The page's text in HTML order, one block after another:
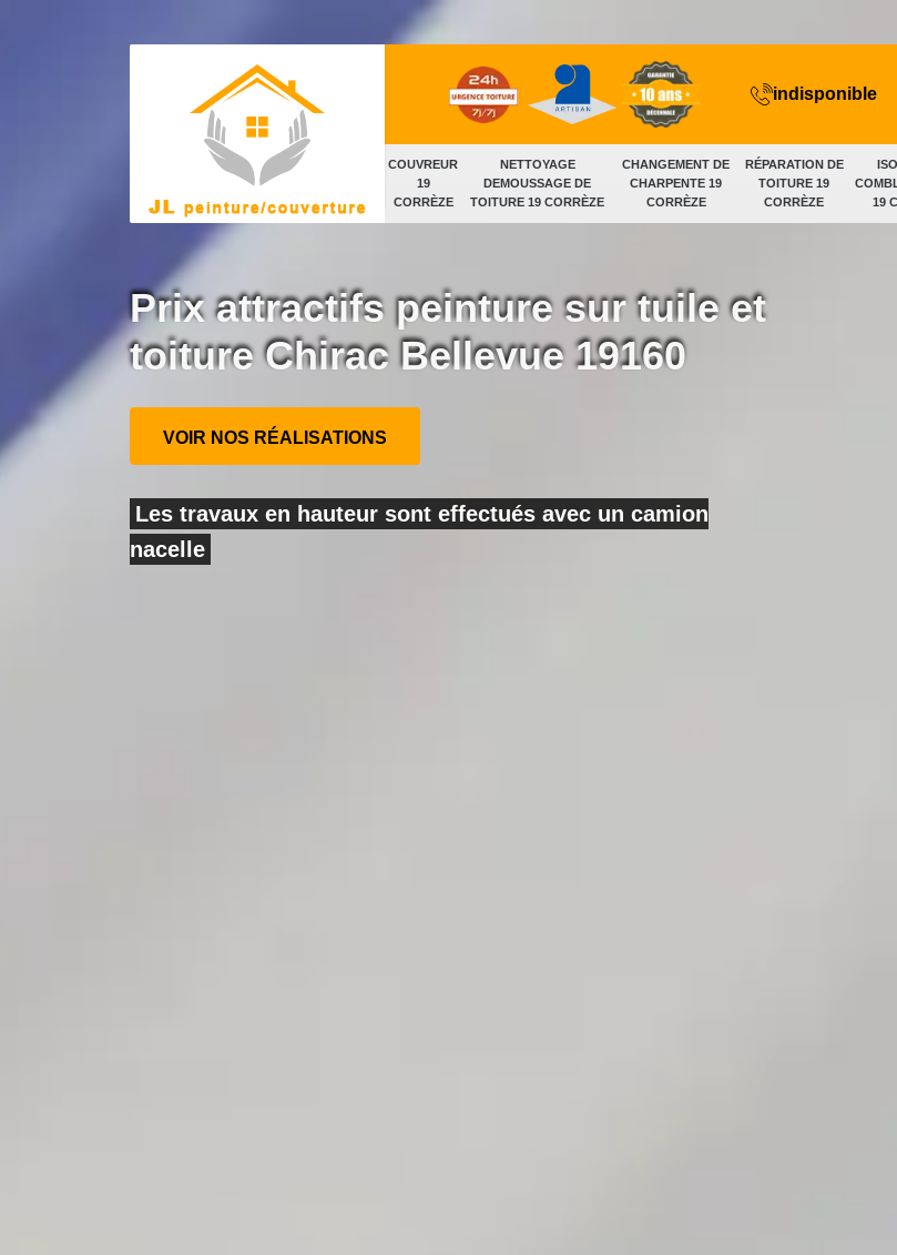
COUVREUR
19
CORRÈZE
NETTOYAGE
DEMOUSSAGE DE
TOITURE 19 CORRÈZE
CHANGEMENT DE
CHARPENTE 19
CORRÈZE
RÉPARATION DE
TOITURE 19
CORRÈZE
19
indisponible
Prix attractifs peinture sur tuile et
toiture Chirac Bellevue 19160
VOIR NOS RÉALISATIONS
Les travaux en hauteur sont effectués avec un camion
nacelle